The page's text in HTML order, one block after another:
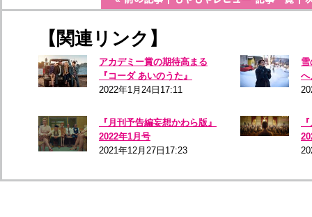
【関連リンク】
アカデミー賞の期待高まる
『コーダ あいのうた』
2022年1月24日17:11
へ
『月刊予告編妄想かわら版』
2022年1月号
2021年12月27日17:23